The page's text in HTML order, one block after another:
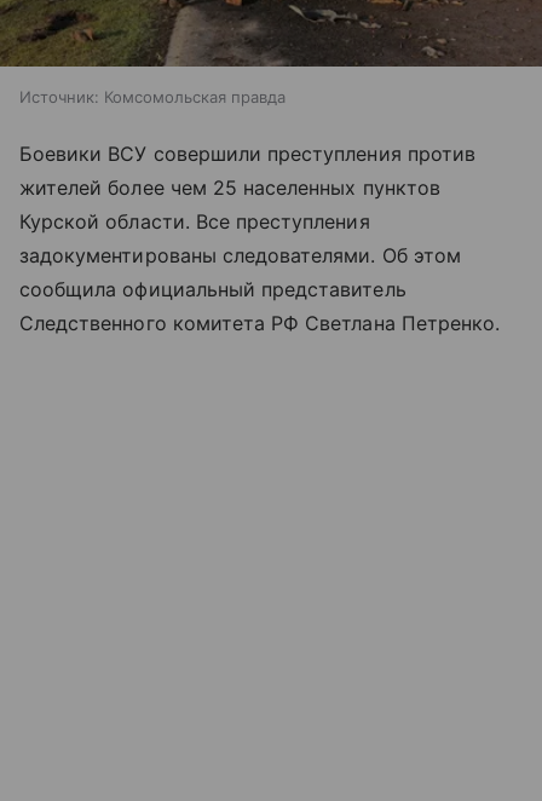
Источник: Комсомольская правда
Боевики ВСУ совершили преступления против
жителей более чем 25 населенных пунктов
Курской области. Все преступления
задокументированы следователями. Об этом
сообщила официальный представитель
Следственного комитета РФ Светлана Петренко.